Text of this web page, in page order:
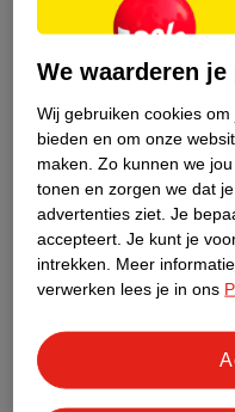
Ga voor een crème- of
formules: deze kunnen
Kan je je
Wil je meer dan alleen
op een natuurlijke manier
om rimpels te helpen
Skincare retinol,
huid steviger en voller te
aanmaak van collageen.
Fillers, botox
voor een gladder
We waarderen
Wij gebruiken cookies
bieden en om onze
maken. Zo kunnen we
tonen en zorgen we dat
advertenties ziet. Je
accepteert. Je kunt je
intrekken.
Meer
verwerken lees je in ons